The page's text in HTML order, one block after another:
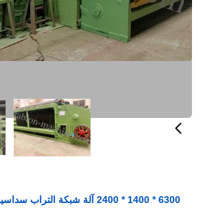
6300 * 1400 * 2400 آلة شبكة التراب سداسية مغلفة بـ 22kw بكثافة